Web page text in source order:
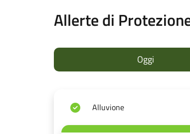
Allerte di
Oggi
Alluvione